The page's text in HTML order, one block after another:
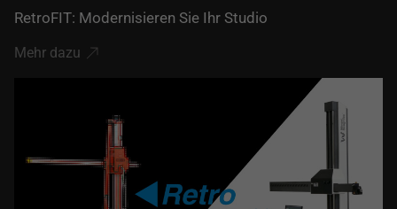
RetroFIT: Modernisieren Sie Ihr Studio
Mehr dazu